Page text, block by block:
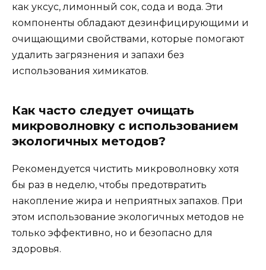
как уксус, лимонный сок, сода и вода. Эти
компоненты обладают дезинфицирующими и
очищающими свойствами, которые помогают
удалить загрязнения и запахи без
использования химикатов.
Как часто следует очищать
микроволновку с использованием
экологичных методов?
Рекомендуется чистить микроволновку хотя
бы раз в неделю, чтобы предотвратить
накопление жира и неприятных запахов. При
этом использование экологичных методов не
только эффективно, но и безопасно для
здоровья.